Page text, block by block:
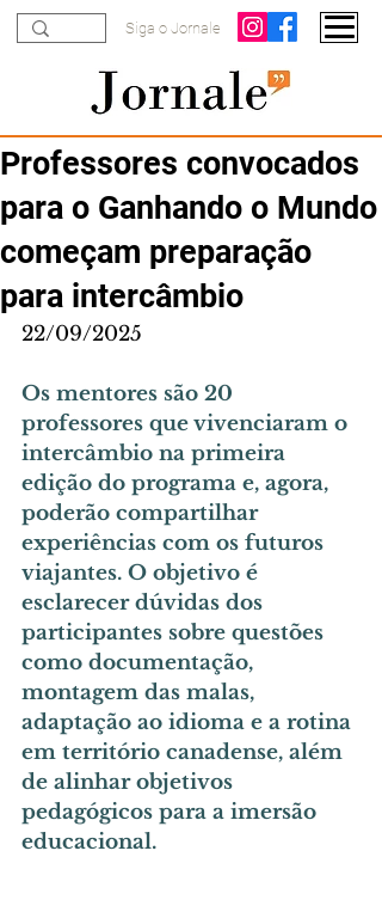
Siga o Jornale
Professores convocados
para o Ganhando o Mundo
começam preparação
para intercâmbio
22/09/2025
Os mentores são 20
professores que vivenciaram o
intercâmbio na primeira
edição do programa e, agora,
poderão compartilhar
experiências com os futuros
viajantes. O objetivo é
esclarecer dúvidas dos
participantes sobre questões
como documentação,
montagem das malas,
adaptação ao idioma e a rotina
em território canadense, além
de alinhar objetivos
pedagógicos para a imersão
educacional.